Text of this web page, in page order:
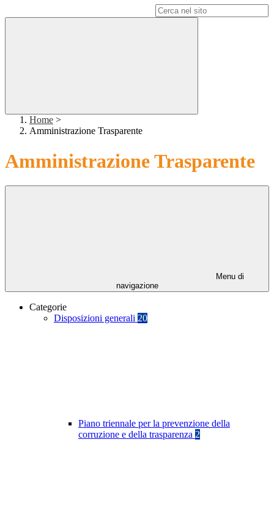
Home >
Amministrazione Trasparente
Amministrazione Trasparente
Menu di
navigazione
Categorie
Disposizioni generali 20
Piano triennale per la prevenzione della
corruzione e della trasparenza 2